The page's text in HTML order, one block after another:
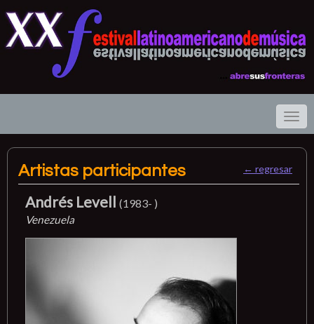
← regresar
Artistas participantes
Andrés Levell (1983- )
Venezuela